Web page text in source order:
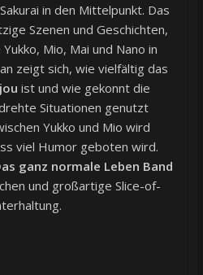
in den Mittelpunkt. Das
Szenen und Geschichten,
Mio, Mai und Nano in
zeigt sich, wie vielfältig das
ist und wie gekonnt die
Situationen genutzt
Yukko und Mio wird
viel Humor geboten wird.
ganz normale Leben Band
und großartige Slice-of-